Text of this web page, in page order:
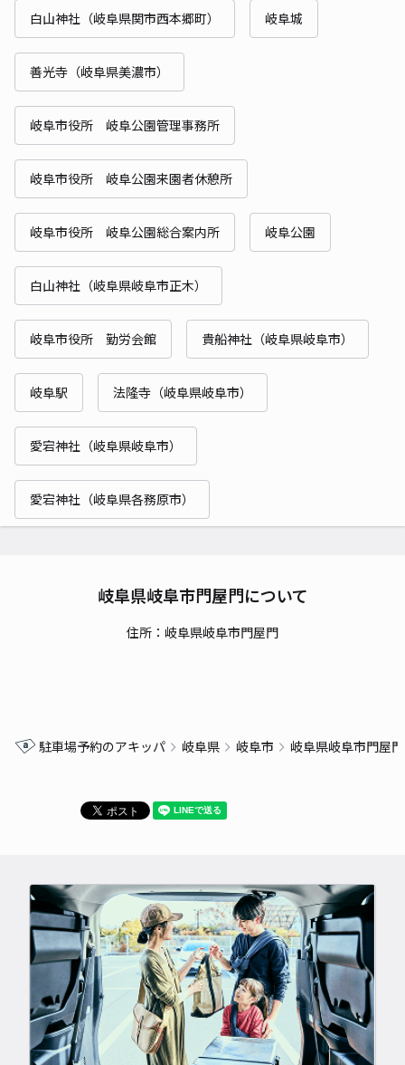
白山神社（岐阜県関市西本郷町） 岐阜城
善光寺（岐阜県美濃市）
岐阜市役所 岐阜公園管理事務所
岐阜市役所 岐阜公園来園者休憩所
岐阜市役所 岐阜公園総合案内所 岐阜公園
白山神社（岐阜県岐阜市正木）
岐阜市役所 勤労会館 貴船神社（岐阜県岐阜市）
岐阜駅 法隆寺（岐阜県岐阜市）
愛宕神社（岐阜県岐阜市）
愛宕神社（岐阜県各務原市）
岐阜県岐阜市門屋門について
住所：岐阜県岐阜市門屋門
駐車場予約のアキッパ 岐阜県 岐阜市 岐阜県岐阜市門屋